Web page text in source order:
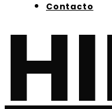
Contacto